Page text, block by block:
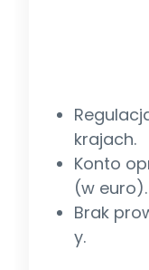
krajach.
Konto
(w euro).
Brak
y.